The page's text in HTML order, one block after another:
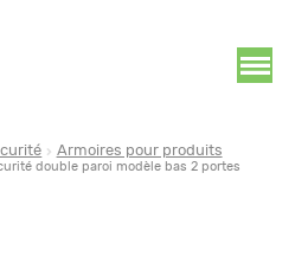
Armoires pour produits
double paroi modèle bas 2 portes